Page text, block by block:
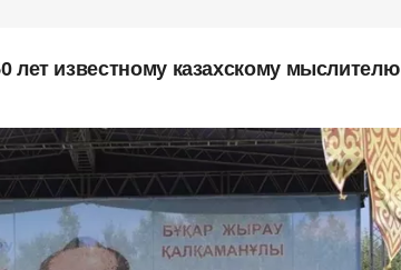
лет известному казахскому мыслителю